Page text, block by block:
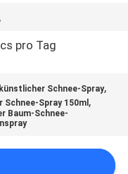
pro Tag
Schnee-Spray,
Schnee-Spray 150ml ,
Baum-Schnee-